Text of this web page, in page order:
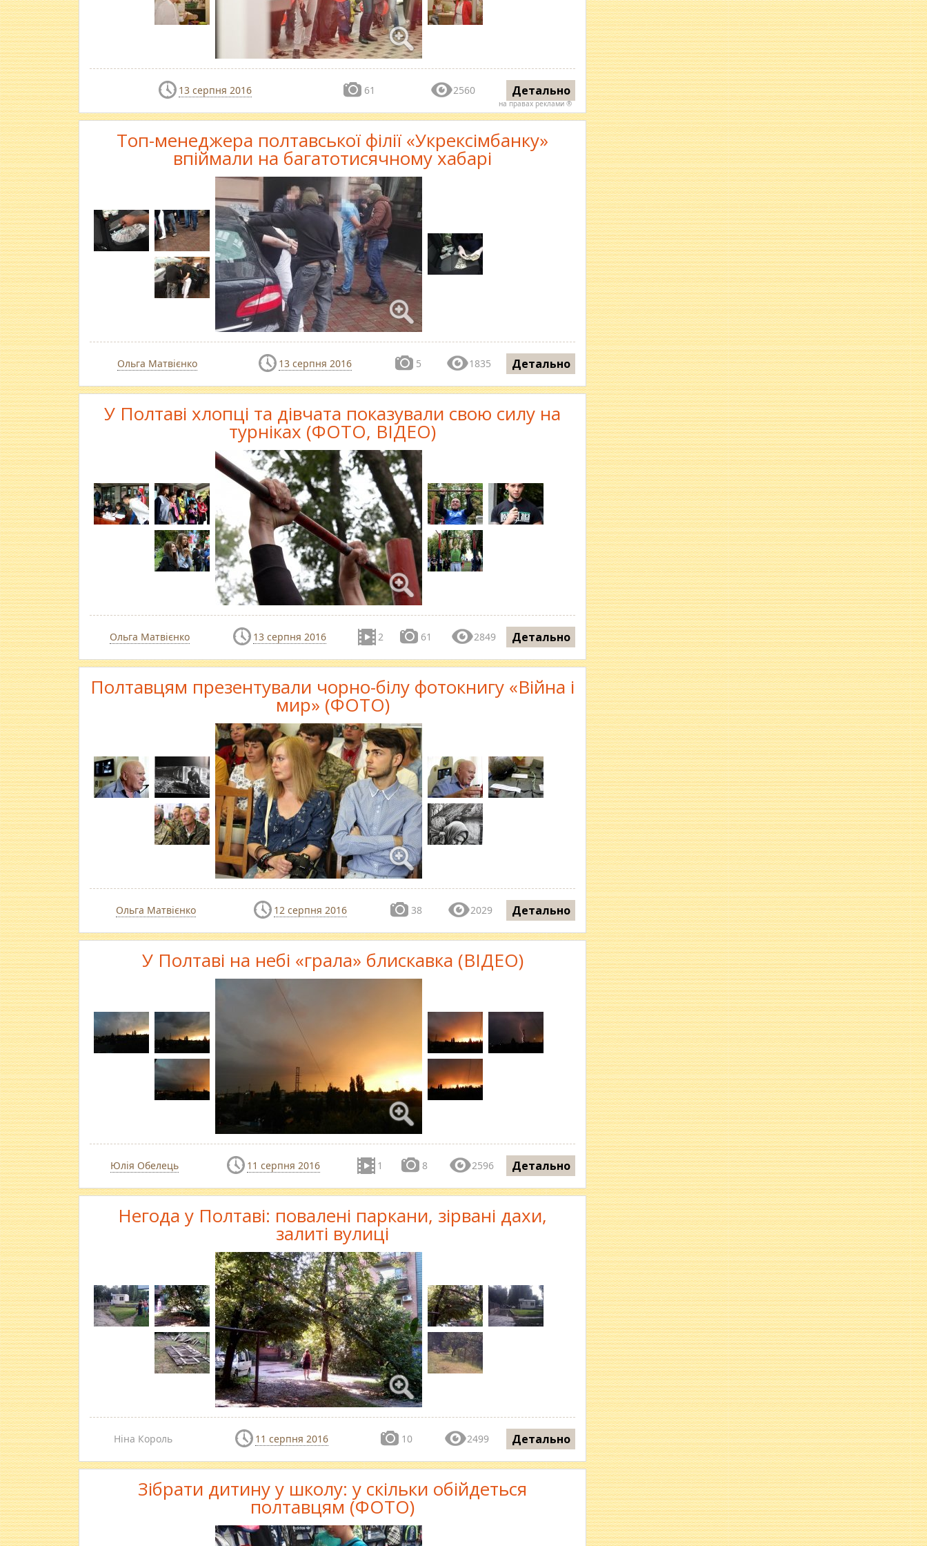
13 серпня 2016 61 2560 Детально
на правах реклами ®
Топ-менеджера полтавської філії «Укрексімбанку»
впіймали на багатотисячному хабарі
Ольга Матвієнко 13 серпня 2016 5 1835 Детально
У Полтаві хлопці та дівчата показували свою силу на
турніках (ФОТО, ВІДЕО)
Ольга Матвієнко 13 серпня 2016 2 61 2849 Детально
Полтавцям презентували чорно-білу фотокнигу «Війна і
мир» (ФОТО)
Ольга Матвієнко 12 серпня 2016 38 2029 Детально
У Полтаві на небі «грала» блискавка (ВІДЕО)
Юлія Обелець 11 серпня 2016 1 8 2596 Детально
Негода у Полтаві: повалені паркани, зірвані дахи,
залиті вулиці
Ніна Король 11 серпня 2016 10 2499 Детально
Зібрати дитину у школу: у скільки обійдеться
полтавцям (ФОТО)